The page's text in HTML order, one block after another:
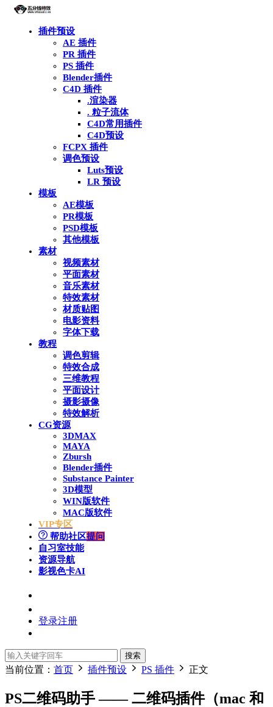
插件预设
AE 插件
PR 插件
PS 插件
Blender插件
C4D 插件
.渲染器
. 粒子流体
C4D常用插件
C4D预设
FCPX 插件
调色预设
Luts预设
LR 预设
模板
AE模板
PR模板
PSD模板
其他模板
素材
视频素材
平面素材
音乐素材
特效素材
材质贴图
电影资料
字体下载
教程
调色剪辑
特效合成
三维教程
平面设计
摄影摄像
特效解析
CG资源
3DMAX
MAYA
Zbursh
Blender插件
Substance Painter
3D模型
WIN版软件
MAC版软件
VIP专区
帮助社区提问
自习室技能
资源导航
影视色卡AI
登录注册
搜索
当前位置： 首页 插件预设 PS 插件 正文
PS二维码助手 —— 二维码插件（mac 和